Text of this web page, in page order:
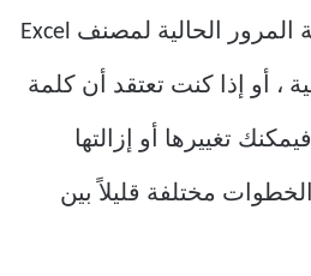
إذا كنت تشعر أن كلمة المرور الحالية لمصنف Excel
، أو إذا كنت تعتقد أن كلمة
تغييرها أو إزالتها
مختلفة قليلاً بين